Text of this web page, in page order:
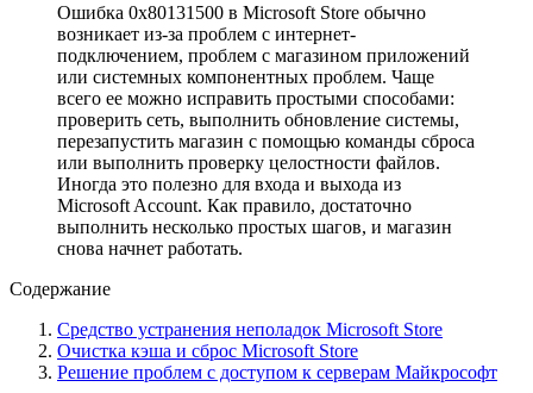
Ошибка 0x80131500 в Microsoft Store обычно
возникает из-за проблем с интернет-
подключением, проблем с магазином приложений
или системных компонентных проблем. Чаще
всего ее можно исправить простыми способами:
проверить сеть, выполнить обновление системы,
перезапустить магазин с помощью команды сброса
или выполнить проверку целостности файлов.
Иногда это полезно для входа и выхода из
Microsoft Account. Как правило, достаточно
выполнить несколько простых шагов, и магазин
снова начнет работать.
Содержание
Средство устранения неполадок Microsoft Store
Очистка кэша и сброс Microsoft Store
Решение проблем с доступом к серверам Майкрософт